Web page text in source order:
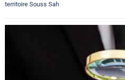
territoire Souss Sah